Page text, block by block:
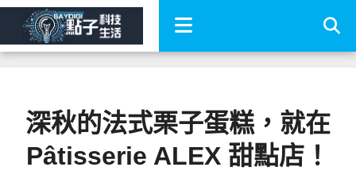
深秋的法式栗子蛋糕，就在
Pâtisserie ALEX 甜點店！